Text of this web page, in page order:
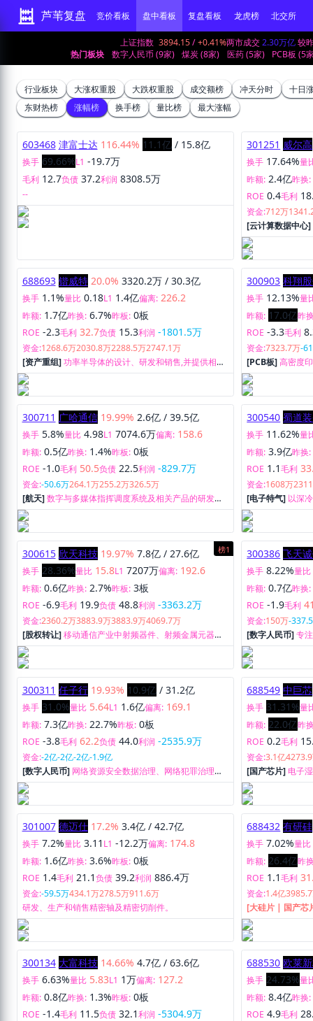
芦苇复盘 竞价看板 盘中看板 复盘看板 龙虎榜 北交所
上证指数 3894.15 /+0.41%两市成交2.30万亿 较
热门板块
数字人民币 (9家) 煤炭 (8家) 医药 (5家) PCB板 (5
行业板块 大涨权重股 大跌权重股 成交额榜 冲天分时
十日
东财热榜
涨幅榜 换手榜 量比榜 最大涨幅
603468 津富士达 116.44% 11.1亿 / 15.8亿
换手 69.66%L1 -19.7万
毛利 12.7负债 37.2利润 8308.5万
--
301251 威尔高
换手 17.64%量
昨额: 2.4亿昨换:
ROE 0.4毛利
资金:712万
[云计算数据中心]
688693 锴威特 20.0% 3320.2万 / 30.3亿
换手 1.1%量比 0.18L1 1.4亿偏离: 226.2
昨额: 1.7亿昨换: 6.7%昨板: 0板
ROE -2.3毛利 32.7负债 15.3利润 -1801.5万
资金:1268.6万2030.8万2288.5万2747.1万
[资产重组]功率半导体的设计、研发和销售,并提供相关
技术服务。
300903 科翔
换手 12.13%量
昨额: 17.0亿昨
ROE -3.3毛利
资金:7323.7万-
[PCB板]高密度
300711 广哈通信 19.99% 2.6亿 / 39.5亿
换手 5.8%量比 4.98L1 7074.6万偏离: 158.6
昨额: 0.5亿昨换: 1.4%昨板: 0板
ROE -1.0毛利 50.5负债 22.5利润 -829.7万
资金:-50.6万264.1万255.2万326.5万
[航天]数字与多媒体指挥调度系统及相关产品的研发、
生产、销售与服务。
300540 蜀道
换手 11.62%量
昨额: 3.9亿昨换:
ROE 1.1毛利
资金:1608万
[电子特气] 以深
撑,积极拓展气体
榜1
300615 欣天科技 19.97% 7.8亿 / 27.6亿
换手 28.36%量比 15.8L1 7207万偏离: 192.6
昨额: 0.6亿昨换: 2.7%昨板: 3板
ROE -6.9毛利 19.9负债 48.8利润 -3363.2万
资金:2360.2万3883.9万3883.9万4069.7万
[股权转让]移动通信产业中射频器件、射频金属元器
件、射频结构件研发、生产和销售。
300386 飞天
换手 8.22%量比
昨额: 0.7亿昨换:
ROE -1.9毛利
资金:150万-
[数字人民币]专
经营，是嵌入式
的提供商和服务
300311 任子行 19.93% 10.9亿 / 31.2亿
换手 31.0%量比 5.64L1 1.6亿偏离: 169.1
昨额: 7.3亿昨换: 22.7%昨板: 0板
ROE -3.8毛利 62.2负债 44.0利润 -2535.9万
资金:-2亿-2亿-2亿-1.9亿
[数字人民币] 网络资源安全数据治理、网络犯罪治理、
网络信息安全数据治理三大领域。
688549 中巨芯
换手 31.31%量
昨额: 22.0亿昨
ROE 0.2毛利
资金:3.1亿
[国产芯片] 电子
的研发，生产和
301007 德迈仕 17.2% 3.4亿 / 42.7亿
换手 7.2%量比 3.11 L1 -12.2万偏离: 174.8
昨额: 1.6亿昨换: 3.6%昨板: 0板
ROE 1.4毛利 21.1负债 39.2利润 886.4万
资金:-59.5万434.1万278.5万911.6万
研发、生产和销售精密轴及精密切削件。
688432 有研硅
换手 7.02%量比
昨额: 26.4亿昨
ROE 1.1毛利
资金:1.4亿
[大硅片 | 国产芯
售。
300134 大富科技 14.66% 4.7亿 / 63.6亿
换手 6.63%量比 5.83L1 1万偏离: 127.2
昨额: 0.8亿昨换: 1.3%昨板: 0板
ROE -1.4毛利 11.5负债 32.1利润 -5304.9万
688530 欧莱
换手 24.73%量
昨额: 8.4亿昨换:
ROE 4.9毛利